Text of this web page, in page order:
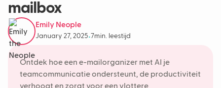
mailbox
Emily Neople
January 27, 2025•7min. leestijd
Ontdek hoe een e-mailorganizer met AI je
teamcommunicatie ondersteunt, de productiviteit